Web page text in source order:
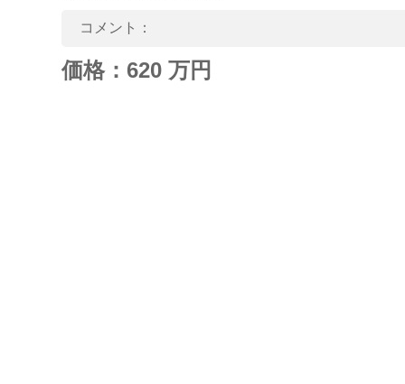
コメント：
価格： 620 万円